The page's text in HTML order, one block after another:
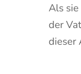
Als
der
dieser